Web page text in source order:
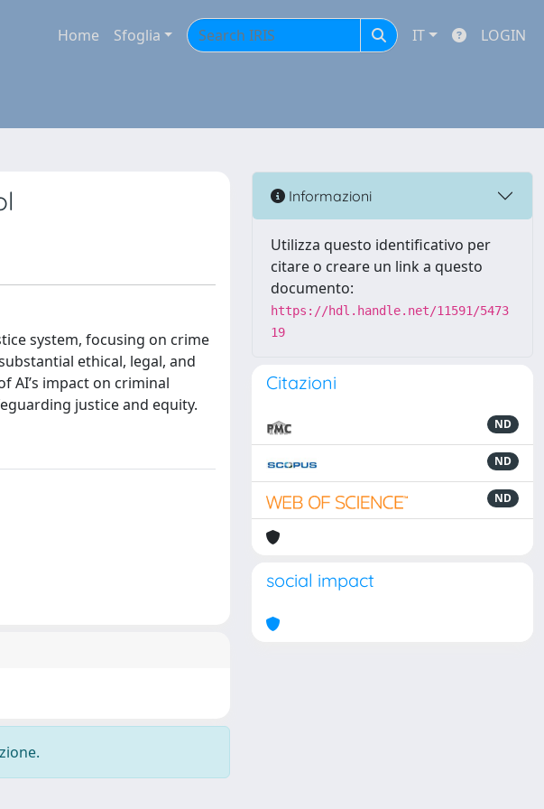
Home Sfoglia IT LOGIN
system, focusing on crime
ethical, legal, and
AI’s impact on criminal
justice and equity.
Informazioni
Utilizza questo identificativo per
citare o creare un link a questo
documento:
https://hdl.handle.net/11591/5473
19
Citazioni
ND
ND
ND
social impact